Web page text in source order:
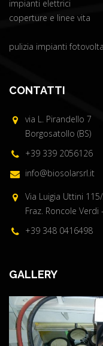
impianti elettrici
coperture e linee vita
pulizia impianti
CONTATTI
via L. Pirandello 7
Borgosatollo (BS)
+39 339 2056126
info@biosolarsrl.it
Via Luigia Uttini
Fraz. Roncole Verdi
+39 348 0416498
GALLERY